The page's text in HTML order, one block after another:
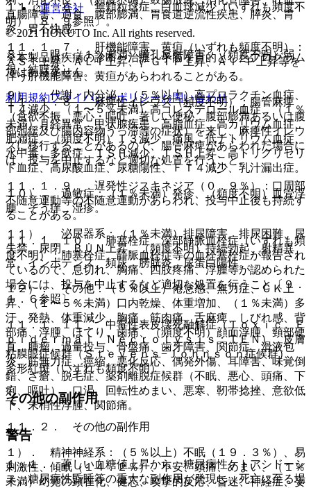
直腸障害、過食、腹部膨満、胃食道逆流性疾患、膵炎、胃
炎、胃不快感。
８）． 眼：（１％未満）瞳孔反射障害、（頻度不明）弱
視、結膜炎。
９）． 代謝・内分泌：（５％以上）高プロラクチン血症、
Ｔ４減少、（１〜５％未満）高コレステロール血症、（１％
未満）月経異常、甲状腺疾患、高脂血症、高カリウム血症、
肥満症、（頻度不明）Ｔ３減少、痛風、低ナトリウム血症、
水中毒、多飲症、ＴＳＨ減少、ＴＳＨ上昇、高トリグリセリ
ド血症、高尿酸血症、尿糖陽性、ＦＴ４減少、乳汁漏出症。
１０）． 過敏症：（１％未満）発疹、（頻度不明）血管浮
腫、そう痒、湿疹。
１１）． 泌尿器系：（１％未満）排尿障害、排尿困難、尿
失禁、尿閉、ＢＵＮ上昇、（頻度不明）持続勃起、射精異
常、インポテンス、頻尿、膀胱炎、尿蛋白陽性。
１２）． その他：（５％以上）倦怠感、無力症、ＣＫ上
昇、（１〜５％未満）口内乾燥、体重増加、（１％未満）多
汗、発熱、体重減少、胸痛、筋肉痛、舌麻痺、しびれ感、背
部痛、浮腫、ほてり、歯痛、（頻度不明）顔面浮腫、頸部硬
直、腫瘤、過量投与、骨盤痛、歯牙障害、関節症、滑液包
炎、筋無力症、痙縮、悪化反応、偶発外傷、耳障害、味覚倒
錯、ざ瘡、脱毛症、薬剤離脱症候群（不眠、悪心、頭痛、下
痢、嘔吐）、口渇、回転性めまい、悪寒、靭帯捻挫、意欲低
下、末梢性浮腫、関節痛。
警告
１．１． 著しい血糖値上昇から、糖尿病性ケトアシドーシ
ス、糖尿病性昏睡等の重大な副作用が発現し、死亡に至る場
１１．１．６． 無顆粒球症、白血球減少（いずれも頻度不
明）〔８．９参照〕。
１１．１．７． 肝機能障害、黄疸（いずれも頻度不明）：
ＡＳＴ上昇、ＡＬＴ上昇、γ−ＧＴＰ上昇、Ａｌ−Ｐ上昇等を
伴う肝機能障害、黄疸があらわれることがある。
１１．１．８． 麻痺性イレウス（頻度不明）：腸管麻痺
（食欲不振、悪心・嘔吐、著しい便秘、腹部膨満あるいは腹
部弛緩及び腸内容物うっ滞等の症状）を来し、麻痺性イレウ
スに移行することがあるので、腸管麻痺があらわれた場合に
は、投与を中止するなど適切な処置を行うこと。
１１．１．９． 遅発性ジスキネジア（０．９％）：口周部
不随意運動等の不随意運動があらわれ、投与中止後も持続す
ることがある。
１１．１．１０． 肺塞栓症、深部静脈血栓症（いずれも頻
度不明）：肺塞栓症、静脈血栓症等の血栓塞栓症が報告され
ているので、息切れ、胸痛、四肢疼痛、浮腫等が認められた
場合には、投与を中止するなど適切な処置を行うこと〔９．
１．６参照〕。
１１．１．１１． 中毒性表皮壊死融解症（Ｔｏｘｉｃ Ｅ
ｐｉｄｅｒｍａｌ Ｎｅｃｒｏｌｙｓｉｓ：ＴＥＮ）、皮膚
粘膜眼症候群（Ｓｔｅｖｅｎｓ−Ｊｏｈｎｓｏｎ症候群）、
多形紅斑（いずれも頻度不明）。
その他の副作用
１１．２． その他の副作用
１）． 精神神経系：（５％以上）不眠（１９．３％）、易
刺激性、傾眠（１４．２％）、不安、頭痛、めまい、（１％
未満）幻覚の顕在化、健忘、攻撃的反応、昏迷、神経症、妄
運営会社
© 2021 HOKUTO Inc. All rights reserved.
※本製品は疾病の診断・治療・予防を目的としたプログラム
ではありません。
利用規約プライバシーポリシーお問い合わせ